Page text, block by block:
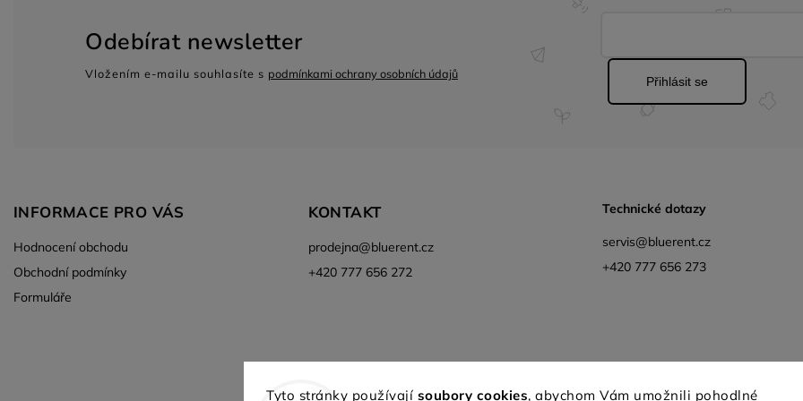
Tyto stránky používají soubory cookies, abychom Vám umožnili pohodlné
Odebírat newsletter
Vložením e-mailu souhlasíte s podmínkami ochrany osobních údajů
Přihlásit se
INFORMACE PRO VÁS
Hodnocení obchodu
Obchodní podmínky
Formuláře
KONTAKT
prodejna@bluerent.cz
+420 777 656 272
Technické dotazy
servis@bluerent.cz
+420 777 656 273